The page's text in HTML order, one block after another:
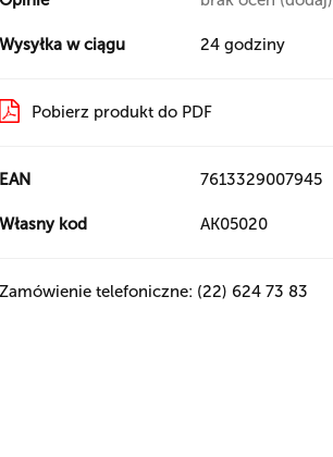
Wysyłka w ciągu 24 godziny
Pobierz produkt do PDF
EAN 7613329007945
Własny kod AK05020
Zamówienie telefoniczne: (22) 624 73 83